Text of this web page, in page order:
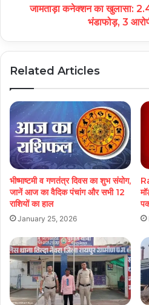
जामताड़ा कनेक्शन का खुलासा:
भंडाफोड़, 3
Related Articles
भीष्माष्टमी व गणतंत्र दिवस का शुभ संयोग,
जानें आज का वैदिक पंचांग और सभी 12
राशियों का हाल
January 25, 2026